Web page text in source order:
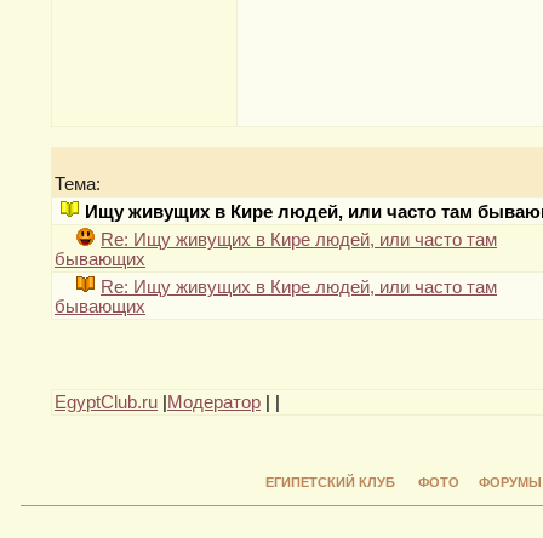
Тема:
Ищу живущих в Кире людей, или часто там
Re: Ищу живущих в Кире людей, или часто там
бывающих
Re: Ищу живущих в Кире людей, или часто там
бывающих
EgyptClub.ru Модератор
ЕГИПЕТСКИЙ КЛУБ ФОТО ФОРУМЫ